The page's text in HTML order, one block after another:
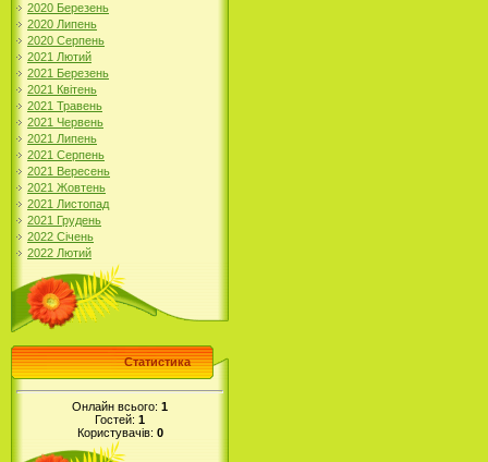
2020 Березень
2020 Липень
2020 Серпень
2021 Лютий
2021 Березень
2021 Квітень
2021 Травень
2021 Червень
2021 Липень
2021 Серпень
2021 Вересень
2021 Жовтень
2021 Листопад
2021 Грудень
2022 Січень
2022 Лютий
Статистика
Онлайн всього: 1
Гостей: 1
Користувачів: 0